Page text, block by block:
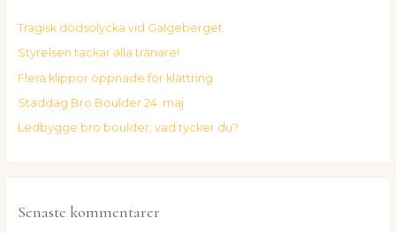
e
r
:
Tragisk dödsolycka vid Galgeberget
Styrelsen tackar alla tränare!
Flera klippor öppnade för klättring
Städdag Bro Boulder 24. maj
Ledbygge bro boulder, vad tycker du?
Senaste kommentarer